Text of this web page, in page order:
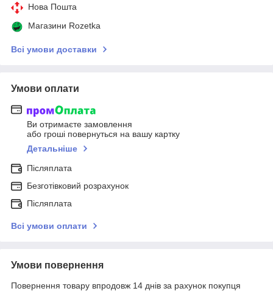
Нова Пошта
Магазини Rozetka
Всі умови доставки
Умови оплати
Ви отримаєте замовлення
або гроші повернуться на вашу картку
Детальніше
Післяплата
Безготівковий розрахунок
Післяплата
Всі умови оплати
Умови повернення
Повернення товару впродовж 14 днів за рахунок покупця